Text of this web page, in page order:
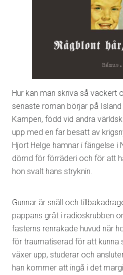
Hur kan man skriva så vackert
senaste roman börjar på
Kampen, född vid andra
upp med en far besatt av
Hjort Helge hamnar i fängelse i
dömd för förräderi och för att
hon svalt hans stryknin.
Gunnar är snäll och
pappans gråt i radioskrubben
fasterns renrakade huvud när
för traumatiserad för att kunna
växer upp, studerar och
han kommer att ingå i det